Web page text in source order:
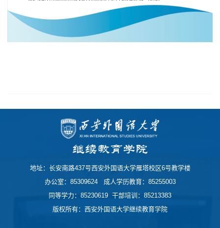
地址：长安南路437号西安外国语大学雁塔校区6号教学楼
办公室：85309624 成人学历教育：85255003
同等学力：85230619 干部培训：85213383
版权所有：西安外国语大学继续教育学院